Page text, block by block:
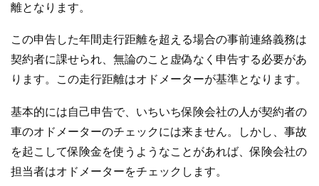
離となります。
この申告した年間走行距離を超える場合の事前連絡義務は
契約者に課せられ、無論のこと虚偽なく申告する必要があ
ります。この走行距離はオドメーターが基準となります。
基本的には自己申告で、いちいち保険会社の人が契約者の
車のオドメーターのチェックには来ません。しかし、事故
を起こして保険金を使うようなことがあれば、保険会社の
担当者はオドメーターをチェックします。